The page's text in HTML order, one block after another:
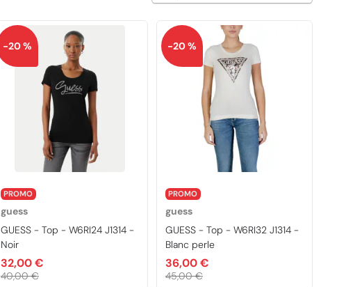
PROMO
guess
GUESS - Top - W6RI24 J1314 -
Noir
32,00 €
40,00 €
-20 %
PROMO
guess
GUESS - Top - W6RI32 J1314 -
Blanc perle
36,00 €
45,00 €
-20 %